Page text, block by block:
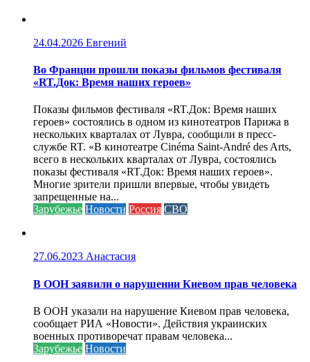
24.04.2026 Евгений
Во Франции прошли показы фильмов фестиваля
«RT.Док: Время наших героев»
Показы фильмов фестиваля «RT.Док: Время наших
героев» состоялись в одном из кинотеатров Парижа в
нескольких кварталах от Лувра, сообщили в пресс-
службе RT. «В кинотеатре Cinéma Saint-André des Arts,
всего в нескольких кварталах от Лувра, состоялись
показы фестиваля «RT.Док: Время наших героев».
Многие зрители пришли впервые, чтобы увидеть
запрещенные на...
Зарубежье Новости Россия СВО
27.06.2023 Анастасия
В ООН заявили о нарушении Киевом прав человека
В ООН указали на нарушение Киевом прав человека,
сообщает РИА «Новости». Действия украинских
военных противоречат правам человека...
Зарубежье Новости